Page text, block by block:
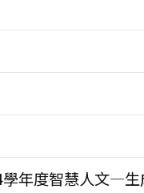
年度智慧人文—